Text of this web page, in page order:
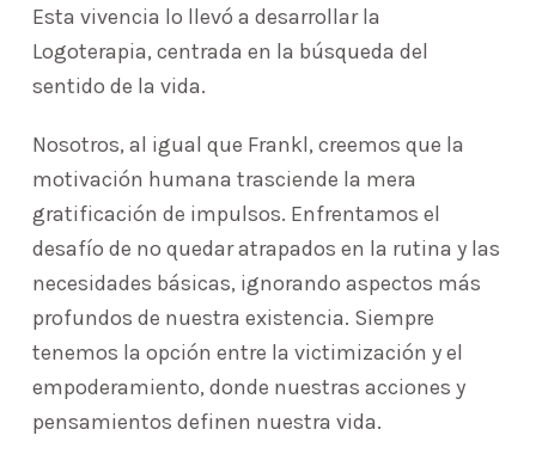
Esta vivencia lo llevó a desarrollar la
Logoterapia, centrada en la búsqueda del
sentido de la vida.
Nosotros, al igual que Frankl, creemos que la
motivación humana trasciende la mera
gratificación de impulsos. Enfrentamos el
desafío de no quedar atrapados en la rutina y las
necesidades básicas, ignorando aspectos más
profundos de nuestra existencia. Siempre
tenemos la opción entre la victimización y el
empoderamiento, donde nuestras acciones y
pensamientos definen nuestra vida.